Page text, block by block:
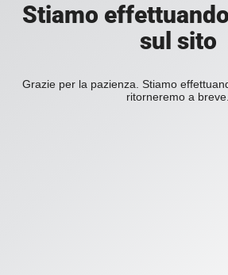
Stiamo
sul sito
Grazie per la pazienza. Stiamo
ritorneremo a breve.